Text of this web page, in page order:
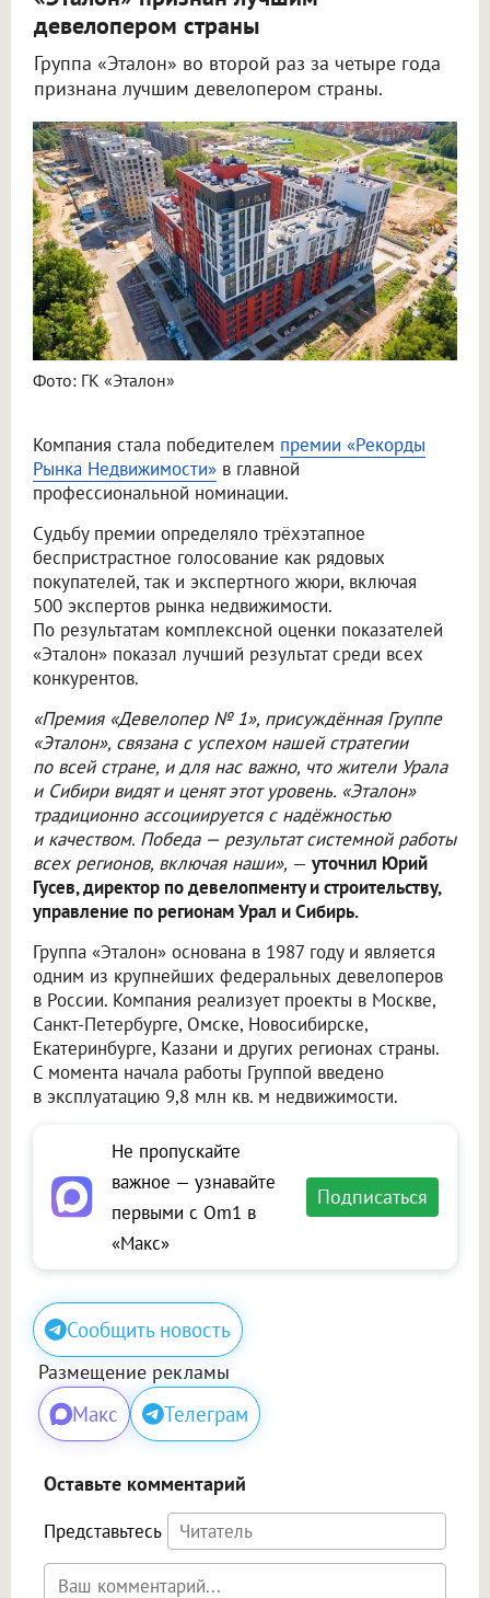
девелопером страны
Группа «Эталон» во второй раз за четыре года
признана лучшим девелопером страны.
Фото: ГК «Эталон»
Компания стала победителем премии «Рекорды
Рынка Недвижимости» в главной
профессиональной номинации.
Судьбу премии определяло трёхэтапное
беспристрастное голосование как рядовых
покупателей, так и экспертного жюри, включая
500 экспертов рынка недвижимости.
По результатам комплексной оценки показателей
«Эталон» показал лучший результат среди всех
конкурентов.
«Премия «Девелопер № 1», присуждённая Группе
«Эталон», связана с успехом нашей стратегии
по всей стране, и для нас важно, что жители Урала
и Сибири видят и ценят этот уровень. «Эталон»
традиционно ассоциируется с надёжностью
и качеством. Победа — результат системной работы
всех регионов, включая наши», — уточнил Юрий
Гусев, директор по девелопменту и строительству,
управление по регионам Урал и Сибирь.
Группа «Эталон» основана в 1987 году и является
одним из крупнейших федеральных девелоперов
в России. Компания реализует проекты в Москве,
Санкт-Петербурге, Омске, Новосибирске,
Екатеринбурге, Казани и других регионах страны.
С момента начала работы Группой введено
в эксплуатацию 9,8 млн кв. м недвижимости.
Не пропускайте
важное — узнавайте
первыми с Om1 в
«Макс»
Подписаться
Сообщить новость
Размещение рекламы
Макс Телеграм
Оставьте комментарий
Представьтесь